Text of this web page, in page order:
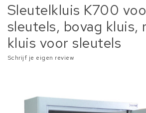
Sleutelkluis K700
sleutels, bovag kluis,
kluis voor sleutels
Schrijf je eigen review